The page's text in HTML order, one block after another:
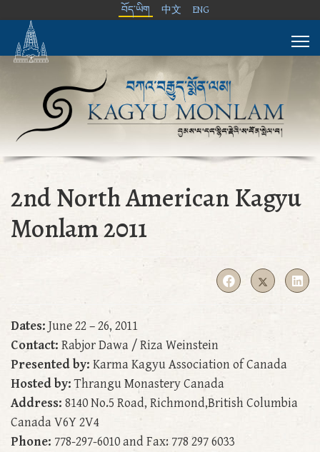
བོད་ཡིག 中文 ENG
2nd North American Kagyu
Monlam 2011
Dates: June 22 – 26, 2011
Contact: Rabjor Dawa / Riza Weinstein
Presented by: Karma Kagyu Association of Canada
Hosted by:Thrangu Monastery Canada
Address: 8140 No.5 Road, Richmond,British Columbia
Canada V6Y 2V4
Phone: 778-297-6010 and Fax: 778 297 6033